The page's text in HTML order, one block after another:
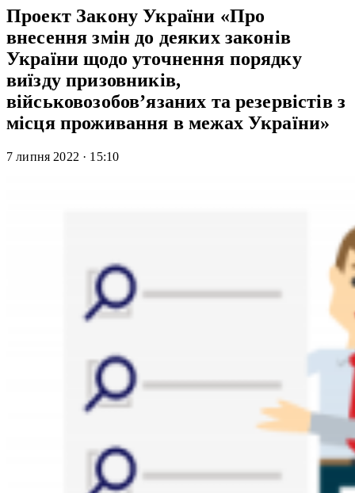
Проект Закону України «Про
внесення змін до деяких законів
України щодо уточнення порядку
виїзду призовників,
військовозобов’язаних та резервістів з
місця проживання в межах України»
7 липня 2022 · 15:10